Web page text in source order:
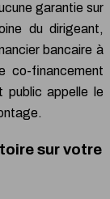
garantie sur
du dirigeant,
bancaire à
co-financement
public appelle le
sur votre